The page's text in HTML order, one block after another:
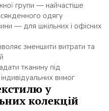
групи — найчастіше
одягу
— для шкільних і офісних
зменшити витрати та
тканину під
вимог
у
колекцій